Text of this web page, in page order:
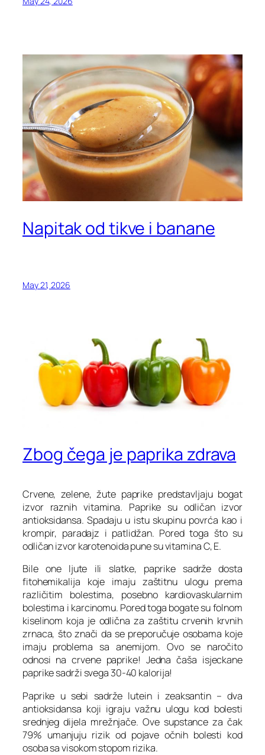
Napitak od tikve i banane
May 21, 2026
Zbog čega je paprika zdrava
Crvene, zelene, žute paprike predstavljaju bogat
izvor raznih vitamina. Paprike su odličan izvor
antioksidansa. Spadaju u istu skupinu povrća kao i
krompir, paradajz i patlidžan. Pored toga što su
odličan izvor karotenoida pune su vitamina C, E.
Bile one ljute ili slatke, paprike sadrže dosta
fitohemikalija koje imaju zaštitnu ulogu prema
različitim bolestima, posebno kardiovaskularnim
bolestima i karcinomu. Pored toga bogate su folnom
kiselinom koja je odlična za zaštitu crvenih krvnih
zrnaca, što znači da se preporučuje osobama koje
imaju problema sa anemijom. Ovo se naročito
odnosi na crvene paprike! Jedna čaša isjeckane
paprike sadrži svega 30-40 kalorija!
Paprike u sebi sadrže lutein i zeaksantin – dva
antioksidansa koji igraju važnu ulogu kod bolesti
srednjeg dijela mrežnjače. Ove supstance za čak
79% umanjuju rizik od pojave očnih bolesti kod
osoba sa visokom stopom rizika.